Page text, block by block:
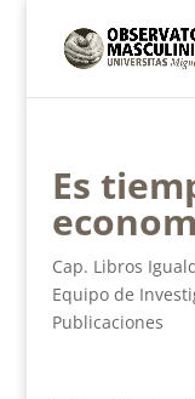
Es
Cap. Libros
Equipo de
Publicaciones